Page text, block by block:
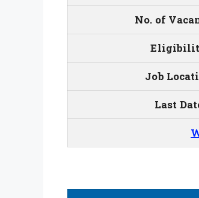
No. of
Job
Last